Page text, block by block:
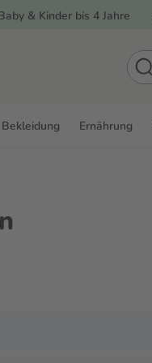
& Kinder bis 4 Jahre
Bekleidung Ernährung